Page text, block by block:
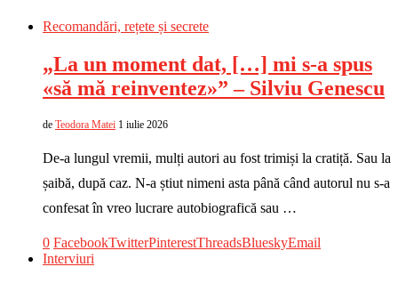
Recomandări, rețete și secrete
„La un moment dat, […] mi s-a spus
«să mă reinventez»” – Silviu Genescu
de Teodora Matei 1 iulie 2026
De-a lungul vremii, mulți autori au fost trimiși la cratiță. Sau la
șaibă, după caz. N-a știut nimeni asta până când autorul nu s-a
confesat în vreo lucrare autobiografică sau …
0 FacebookTwitterPinterestThreadsBlueskyEmail
Interviuri